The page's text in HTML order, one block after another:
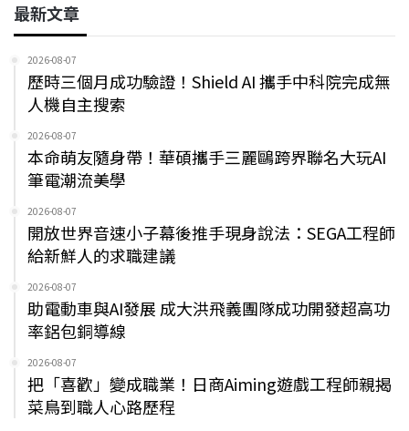
最新文章
2026-08-07
歷時三個月成功驗證！Shield AI 攜手中科院完成無
人機自主搜索
2026-08-07
本命萌友隨身帶！華碩攜手三麗鷗跨界聯名大玩AI
筆電潮流美學
2026-08-07
開放世界音速小子幕後推手現身說法：SEGA工程師
給新鮮人的求職建議
2026-08-07
助電動車與AI發展 成大洪飛義團隊成功開發超高功
率鋁包銅導線
2026-08-07
把「喜歡」變成職業！日商Aiming遊戲工程師親揭
菜鳥到職人心路歷程